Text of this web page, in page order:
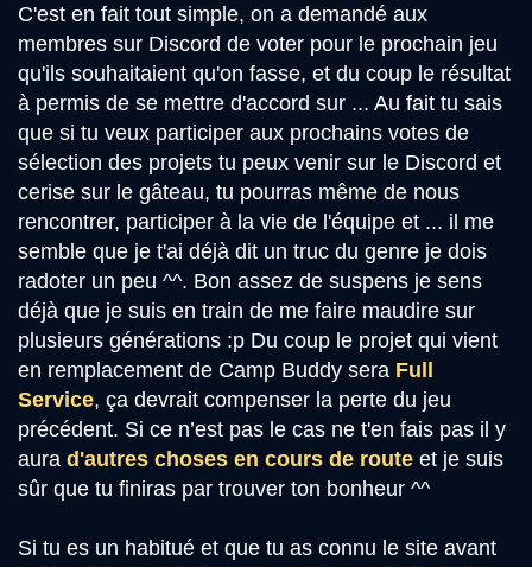
C'est en fait tout simple, on a demandé aux
membres sur Discord de voter pour le prochain jeu
qu'ils souhaitaient qu'on fasse, et du coup le résultat
à permis de se mettre d'accord sur ... Au fait tu sais
que si tu veux participer aux prochains votes de
sélection des projets tu peux venir sur le Discord et
cerise sur le gâteau, tu pourras même de nous
rencontrer, participer à la vie de l'équipe et ... il me
semble que je t'ai déjà dit un truc du genre je dois
radoter un peu ^^. Bon assez de suspens je sens
déjà que je suis en train de me faire maudire sur
plusieurs générations :p Du coup le projet qui vient
en remplacement de Camp Buddy sera Full
Service, ça devrait compenser la perte du jeu
précédent. Si ce n’est pas le cas ne t'en fais pas il y
aura d'autres choses en cours de route et je suis
sûr que tu finiras par trouver ton bonheur ^^
Si tu es un habitué et que tu as connu le site avant